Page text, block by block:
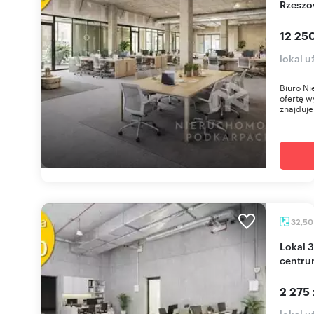
12
lokal
Biuro
ofertę
32,50
Lokal 32,5 m² na parterze w Olszynki Park (blisko
2 275